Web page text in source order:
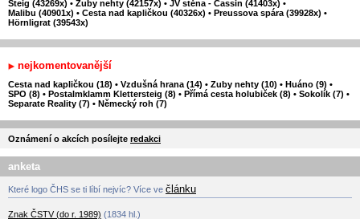
Steig (43269x) • Zuby nehty (42157x) • JV stěna - Cassin (41403x) •
Malibu (40901x) • Cesta nad kapličkou (40326x) • Preussova spára (39928x) •
Hörnligrat (39543x)
nejkomentovanější
Cesta nad kapličkou (18) • Vzdušná hrana (14) • Zuby nehty (10) • Huáno (9) •
SPO (8) • Postalmklamm Klettersteig (8) • Přímá cesta holubiček (8) • Sokolík (7) •
Separate Reality (7) • Německý roh (7)
Oznámení o akcích posílejte redakci
anketa
Které logo ČHS se ti líbí nejvíc? Více ve článku
Znak ČSTV (do r. 1989) (1834 hl.)